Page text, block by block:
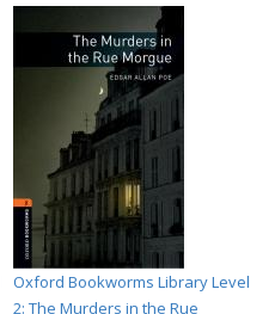
Oxford Bookworms Library Level
2: The Murders in the Rue